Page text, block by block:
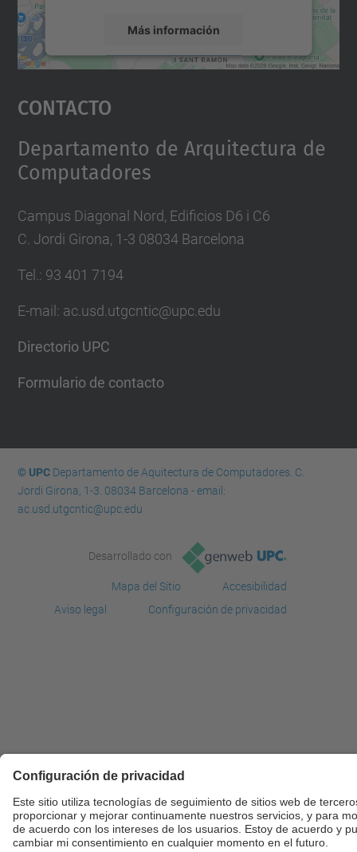
Más información
Aceptar
powered by
Contacto
Departamento de Arquitectura de
Computadores
Campus Diagonal Nord, Edificios D6 i C6
C. Jordi Girona, 1-3 08034 Barcelona
Tel.: 93 401 7194
E-mail: ac.usd.utgcntic@upc.edu
Directorio UPC
Formulario de contacto
© UPCDepartamento de Aquitectura de Computadores. C.
Jordi Girona, 1-3. 08034 Barcelona - email:
ac.usd.utgcntic@upc.edu
Desarrollado con
Mapa del Sitio
Accesibilidad
Aviso legal
Configuración de privacidad